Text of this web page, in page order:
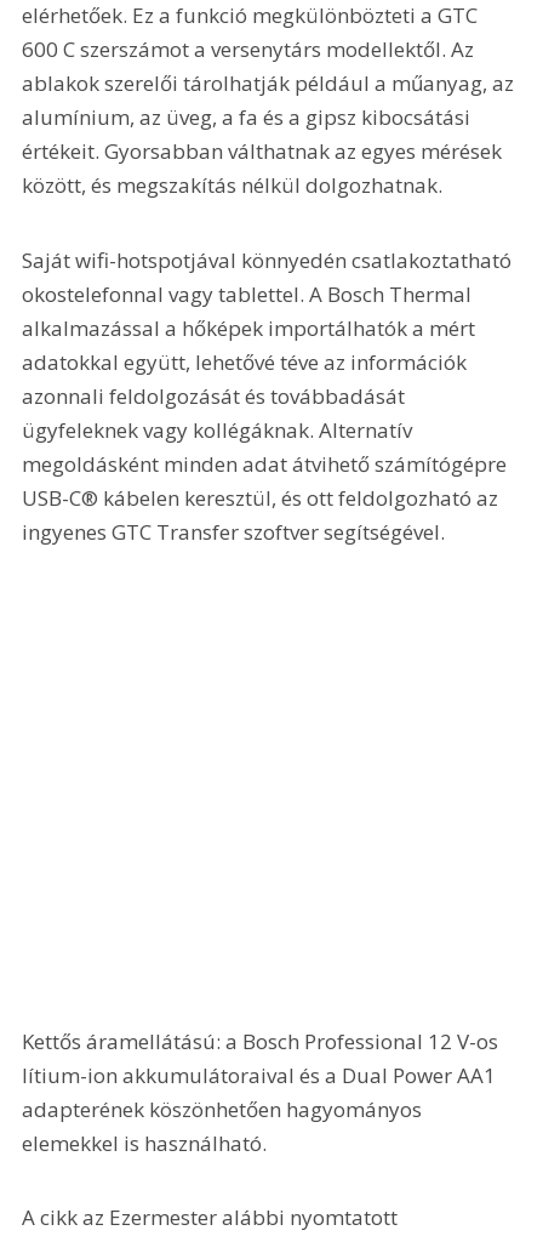
elérhetőek. Ez a funkció megkülönbözteti a GTC
600 C szerszá­mot a versenytárs modellektől. Az
ablakok szerelői tárolhatják például a műanyag, az
alumínium, az üveg, a fa és a gipsz kibocsátási
értékeit. Gyorsabban válthatnak az egyes mérések
között, és megszakítás nélkül dolgozhatnak.
Saját wifi-hotspotjával könnyedén csatlakoztatható
okostelefonnal vagy tablettel. A Bosch Thermal
alkalmazással a hőképek importálhatók a mért
adatokkal együtt, lehetővé téve az információk
azonnali feldolgozását és továbbadását
ügyfeleknek vagy kollégáknak. Alternatív
megoldásként minden adat átvihető számítógépre
USB-C® kábelen keresztül, és ott feldolgozható az
ingyenes GTC Transfer szoftver segítségével.
Kettős áramellátású: a Bosch Professional 12 V-os
lítium-ion akkumulátoraival és a Dual Power AA1
adapterének köszönhetően hagyományos
elemekkel is használható.
A cikk az Ezermester alábbi nyomtatott